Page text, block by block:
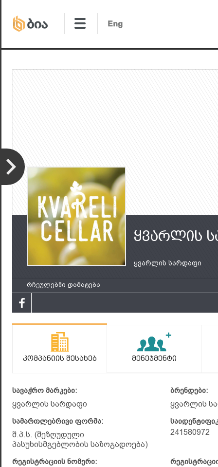
ყვარლის
ყვარლის სარდაფი
რჩეულებში დამატება
Კომპანიის Შესახებ Მენეჯმენტი
სავაჭრო მარკები:
ყვარლის სარდაფი
ბრენდები:
ყვარლის
სამართლებრივი ფორმა:
შ.პ.ს. (შეზღუდული
პასუხისმგებლობის საზოგადოება)
241580972
რეგისტრაციის ნომერი: